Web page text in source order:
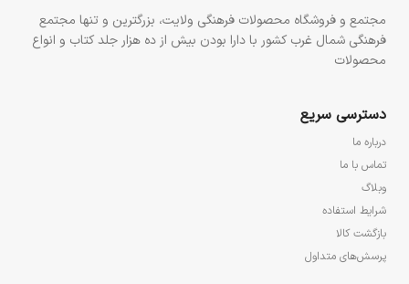
مجتمع و فروشگاه محصولات فرهنگی ولایت، بزرگترین و تنها مجتمع
فرهنگی شمال غرب کشور با دارا بودن بیش از ده هزار جلد کتاب و انواع
محصولات
دسترسی سریع
درباره ما
تماس با ما
وبلاگ
شرایط استفاده
بازگشت کالا
پرسش‌های متداول